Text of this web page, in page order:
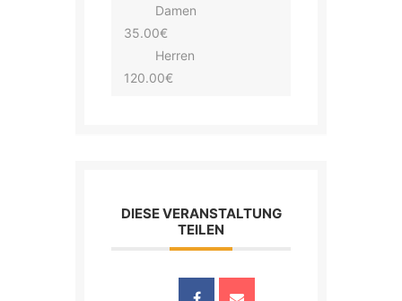
Damen
35.00€
Herren
120.00€
DIESE VERANSTALTUNG
TEILEN